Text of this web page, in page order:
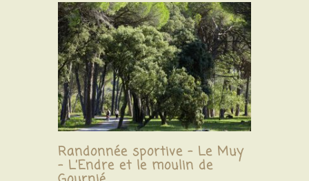
Randonnée sportive – Le Muy
– L’Endre et le moulin de